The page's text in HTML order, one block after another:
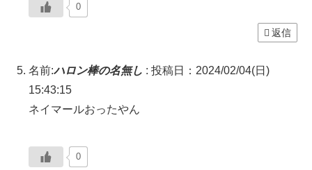
0
返信
名前:ハロン棒の名無し : 投稿日：2024/02/04(日)
15:43:15
ネイマールおったやん
0